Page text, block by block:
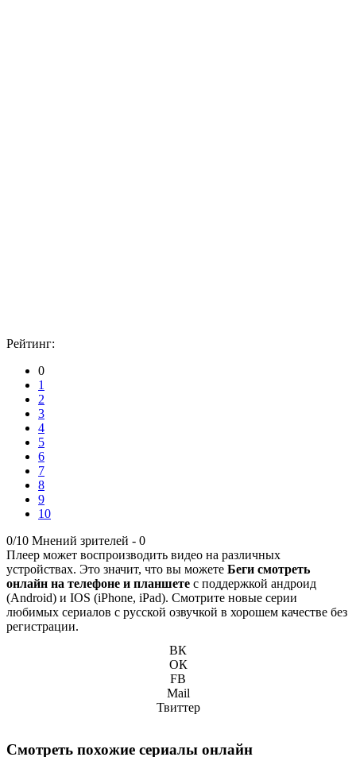
Рейтинг:
0
1
2
3
4
5
6
7
8
9
10
0/10 Мнений зрителей - 0
Плеер может воспроизводить видео на различных
устройствах. Это значит, что вы можете Беги смотреть
онлайн на телефоне и планшете с поддержкой андроид
(Android) и IOS (iPhone, iPad). Смотрите новые серии
любимых сериалов с русской озвучкой в хорошем качестве без
регистрации.
ВК
ОК
FB
Mail
Твиттер
Смотреть похожие сериалы онлайн